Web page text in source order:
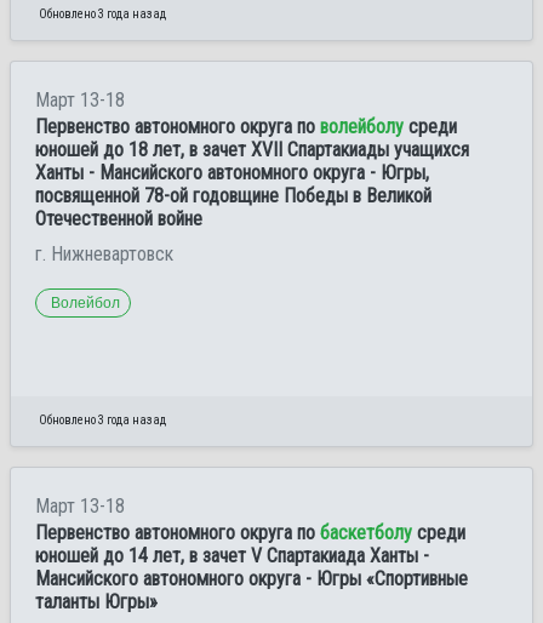
Обновлено 3 года назад
Март 13-18
Первенство автономного округа по волейболу среди
юношей до 18 лет, в зачет ХVII Спартакиады учащихся
Ханты - Мансийского автономного округа - Югры,
посвященной 78-ой годовщине Победы в Великой
Отечественной войне
г. Нижневартовск
Волейбол
Обновлено 3 года назад
Март 13-18
Первенство автономного округа по баскетболу среди
юношей до 14 лет, в зачет V Спартакиада Ханты -
Мансийского автономного округа - Югры «Спортивные
таланты Югры»